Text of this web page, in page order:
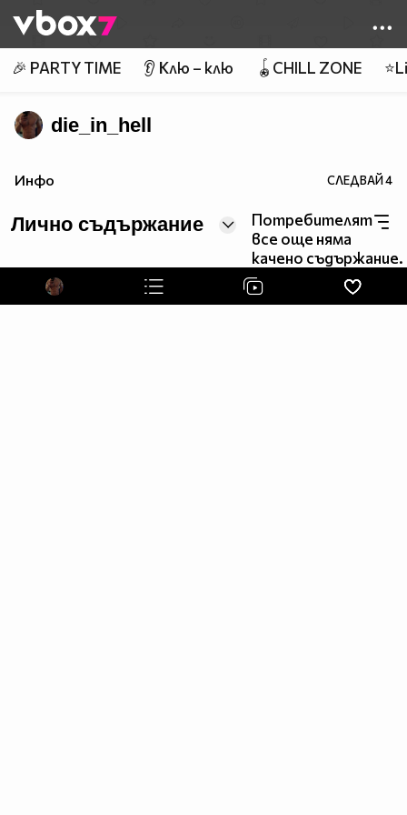
👾
🎉 PARTY TIME 👂 Клю – клю 🪀CHILL ZONE
die_in_hell
Инфо СЛЕДВАЙ4
Лично съдържание
Потребителят
все още няма
качено съдържание.